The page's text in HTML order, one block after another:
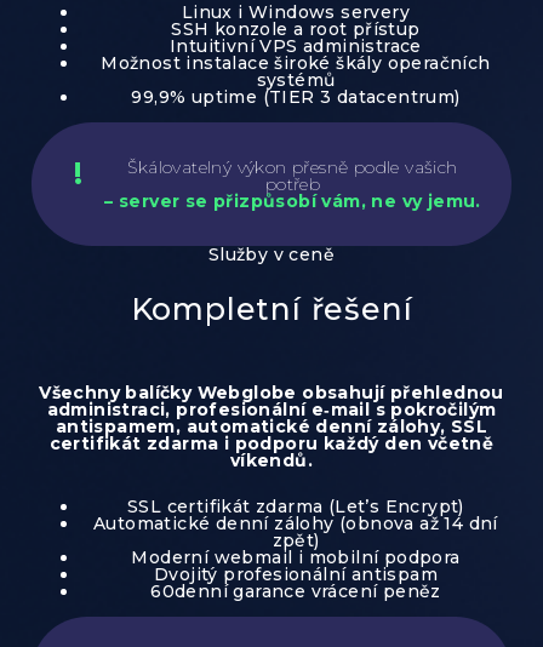
Linux i Windows servery
SSH konzole a root přístup
Intuitivní VPS administrace
Možnost instalace široké škály operačních
systémů
99,9% uptime (TIER 3 datacentrum)
Škálovatelný výkon přesně podle vašich
potřeb
– server se přizpůsobí vám, ne vy jemu.
Služby v ceně
Kompletní řešení
Všechny balíčky Webglobe obsahují přehlednou
administraci, profesionální e‑mail s pokročilým
antispamem, automatické denní zálohy, SSL
certifikát zdarma i podporu každý den včetně
víkendů.
SSL certifikát zdarma (Let’s Encrypt)
Automatické denní zálohy (obnova až 14 dní
zpět)
Moderní webmail i mobilní podpora
Dvojitý profesionální antispam
60denní garance vrácení peněz